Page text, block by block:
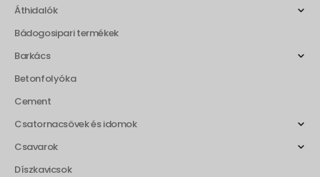
Áthidalók
Bádogosipari termékek
Barkács
Betonfolyóka
Cement
Csatornacsövek és idomok
Csavarok
Díszkavicsok